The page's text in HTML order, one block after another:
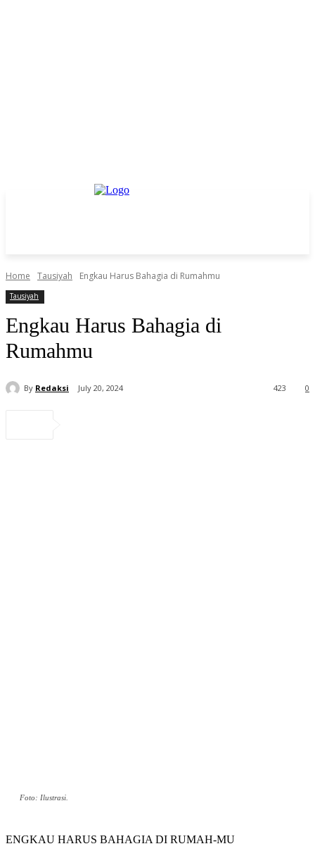
Home Tausiyah Engkau Harus Bahagia di Rumahmu
Tausiyah
Engkau Harus Bahagia di
Rumahmu
By Redaksi July 20, 2024 0
423
Foto: Ilustrasi.
ENGKAU HARUS BAHAGIA DI RUMAH-MU